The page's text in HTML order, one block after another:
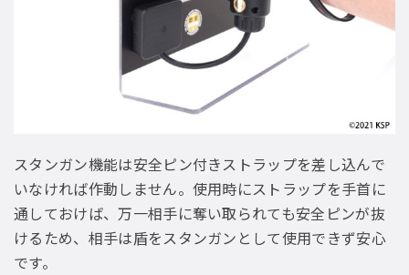
スタンガン機能は安全ピン付きストラップを差し込んで
いなければ作動しません。使用時にストラップを手首に
通しておけば、万一相手に奪い取られても安全ピンが抜
けるため、相手は盾をスタンガンとして使用できず安心
です。